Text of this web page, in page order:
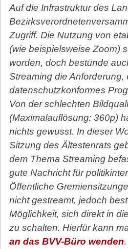
Auf die Infrastruktur des
Zugriff. Die Nutzung von
(wie beispielsweise Zoom)
worden, doch bestünde
Streaming die Anforderung,
datenschutzkonformes
Von der schlechten
(Maximalauflösung: 360p)
nichts gewusst. In dieser
Sitzung des Ältestenrats
dem Thema Streaming
gute Nachricht für
Öffentliche
nicht gestreamt, jedoch
Möglichkeit, sich direkt in
zu schalten. Hierfür kann
an das BVV-Büro wenden.